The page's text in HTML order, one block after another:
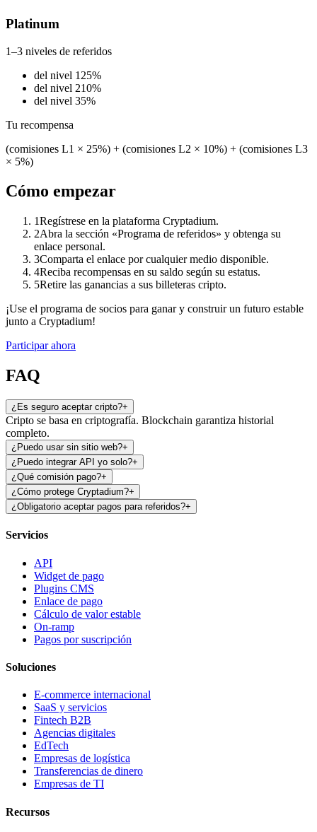
Platinum
1–3 niveles de referidos
del nivel 1 25%
del nivel 210%
del nivel 35%
Tu recompensa
(comisiones L1 × 25%) + (comisiones L2 × 10%) + (comisiones L3
× 5%)
Cómo empezar
1Regístrese en la plataforma Cryptadium.
2Abra la sección «Programa de referidos» y obtenga su
enlace personal.
3Comparta el enlace por cualquier medio disponible.
4Reciba recompensas en su saldo según su estatus.
5Retire las ganancias a sus billeteras cripto.
¡Use el programa de socios para ganar y construir un futuro estable
junto a Cryptadium!
Participar ahora
FAQ
¿Es seguro aceptar cripto?+
Cripto se basa en criptografía. Blockchain garantiza historial
completo.
¿Puedo usar sin sitio web?+
¿Puedo integrar API yo solo?+
¿Qué comisión pago?+
¿Cómo protege Cryptadium?+
¿Obligatorio aceptar pagos para referidos?+
Servicios
API
Widget de pago
Plugins CMS
Enlace de pago
Cálculo de valor estable
On-ramp
Pagos por suscripción
Soluciones
E-commerce internacional
SaaS y servicios
Fintech B2B
Agencias digitales
EdTech
Empresas de logística
Transferencias de dinero
Empresas de TI
Recursos